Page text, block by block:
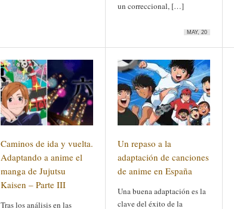
un correccional, […]
MAY, 20
Caminos de ida y vuelta.
Adaptando a anime el
manga de Jujutsu
Kaisen – Parte III
Tras los análisis en las
Un repaso a la
adaptación de canciones
de anime en España
Una buena adaptación es la
clave del éxito de la